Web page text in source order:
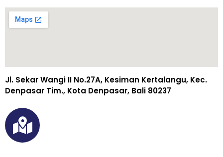
Jl. Sekar Wangi II No.27A, Kesiman Kertalangu, Kec.
Denpasar Tim., Kota Denpasar, Bali 80237